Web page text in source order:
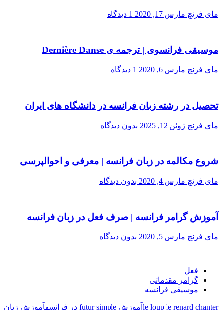
مای فرنچ مارس 17, 2020 1 دیدگاه
موسیقی فرانسوی | ترجمه ی Dernière Danse
مای فرنچ مارس 6, 2020 1 دیدگاه
تحصیل در رشته زبان فرانسه در دانشگاه های ایران
مای فرنچ ژوئن 12, 2025 بدون دیدگاه
شروع مکالمه در زبان فرانسه | معرفی و احوالپرسی
مای فرنچ مارس 4, 2020 بدون دیدگاه
آموزش گرامر فرانسه | صرف فعل در زبان فرانسه
مای فرنچ مارس 5, 2020 بدون دیدگاه
فعل
گرامر مقدماتی
موسیقی فرانسه
le loup le renard chanter آموزش futur simple در فرانسه
آموزش زبان